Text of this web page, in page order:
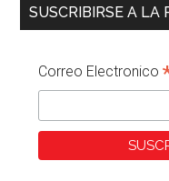
SUSCRIBIRSE A LA
Correo Electronico